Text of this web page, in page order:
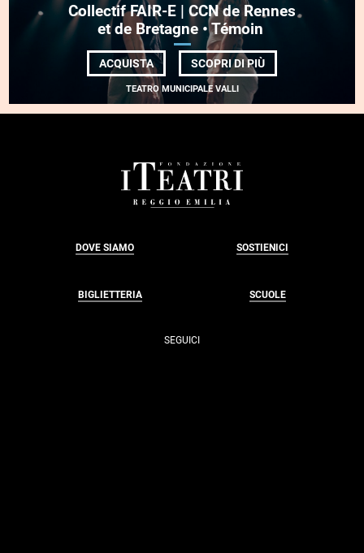
VIDEO
Collectif FAIR-E | CCN de Rennes
et de Bretagne • Témoin
ACQUISTA SCOPRI DI PIÙDI
COLLECTIF FAIR-
RENNES
TEATRO MUNICIPALE VALLI
DOVE SIAMO SOSTIENICI
BIGLIETTERIA SCUOLE
SEGUICI